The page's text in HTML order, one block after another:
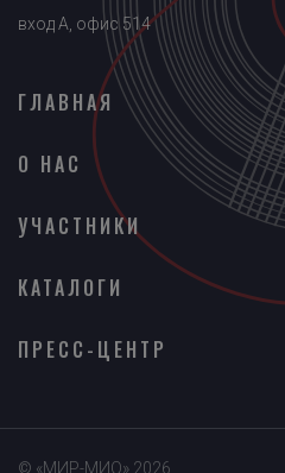
вход A, офис 514
ГЛАВНАЯ
О НАС
УЧАСТНИКИ
КАТАЛОГИ
ПРЕСС-ЦЕНТР
© «МИР-МИО» 2026